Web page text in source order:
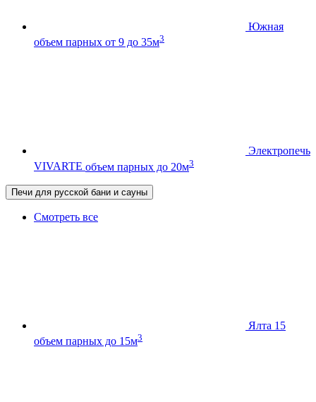
Южная
объем парных от 9 до 35м3
Электропечь
VIVARTE объем парных до 20м3
Печи для русской бани и сауны
Смотреть все
Ялта 15
объем парных до 15м3